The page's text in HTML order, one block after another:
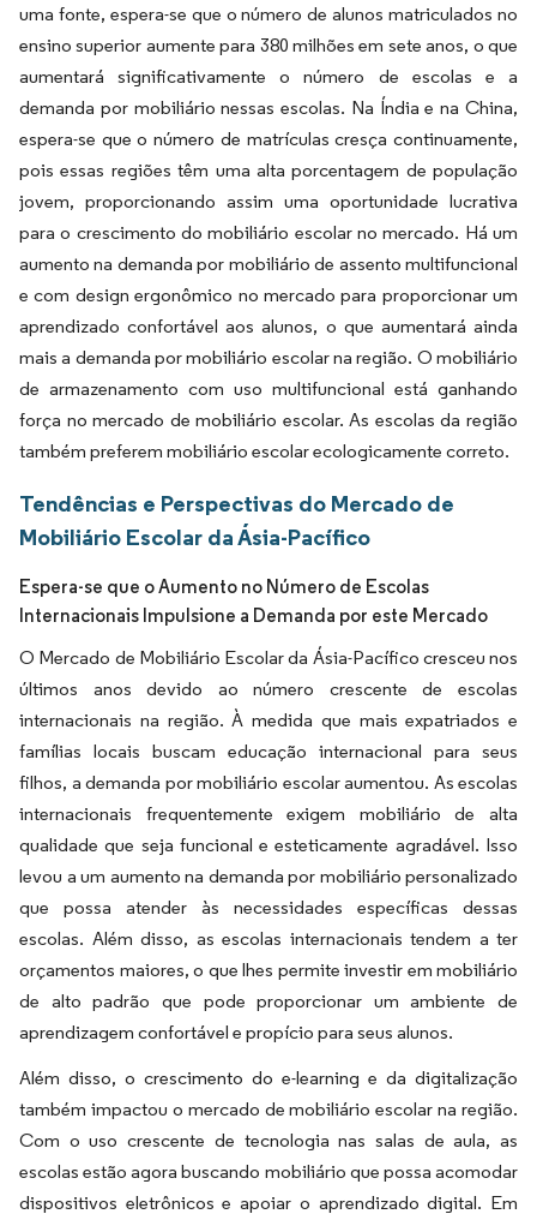
uma fonte, espera-se que o número de alunos matriculados no
ensino superior aumente para 380 milhões em sete anos, o que
aumentará significativamente o número de escolas e a
demanda por mobiliário nessas escolas. Na Índia e na China,
espera-se que o número de matrículas cresça continuamente,
pois essas regiões têm uma alta porcentagem de população
jovem, proporcionando assim uma oportunidade lucrativa
para o crescimento do mobiliário escolar no mercado. Há um
aumento na demanda por mobiliário de assento multifuncional
e com design ergonômico no mercado para proporcionar um
aprendizado confortável aos alunos, o que aumentará ainda
mais a demanda por mobiliário escolar na região. O mobiliário
de armazenamento com uso multifuncional está ganhando
força no mercado de mobiliário escolar. As escolas da região
também preferem mobiliário escolar ecologicamente correto.
Tendências e Perspectivas do Mercado de
Mobiliário Escolar da Ásia-Pacífico
Espera-se que o Aumento no Número de Escolas
Internacionais Impulsione a Demanda por este Mercado
O Mercado de Mobiliário Escolar da Ásia-Pacífico cresceu nos
últimos anos devido ao número crescente de escolas
internacionais na região. À medida que mais expatriados e
famílias locais buscam educação internacional para seus
filhos, a demanda por mobiliário escolar aumentou. As escolas
internacionais frequentemente exigem mobiliário de alta
qualidade que seja funcional e esteticamente agradável. Isso
levou a um aumento na demanda por mobiliário personalizado
que possa atender às necessidades específicas dessas
escolas. Além disso, as escolas internacionais tendem a ter
orçamentos maiores, o que lhes permite investir em mobiliário
de alto padrão que pode proporcionar um ambiente de
aprendizagem confortável e propício para seus alunos.
Além disso, o crescimento do e-learning e da digitalização
também impactou o mercado de mobiliário escolar na região.
Com o uso crescente de tecnologia nas salas de aula, as
escolas estão agora buscando mobiliário que possa acomodar
dispositivos eletrônicos e apoiar o aprendizado digital. Em